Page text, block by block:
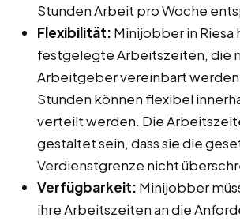
Stunden Arbeit pro Woche
Flexibilität: Minijobber in Riesa
festgelegte Arbeitszeiten, die
Arbeitgeber vereinbart
Stunden können flexibel
verteilt werden. Die
gestaltet sein, dass sie die
Verdienstgrenze nicht
Verfügbarkeit: Minijobber
ihre Arbeitszeiten an die